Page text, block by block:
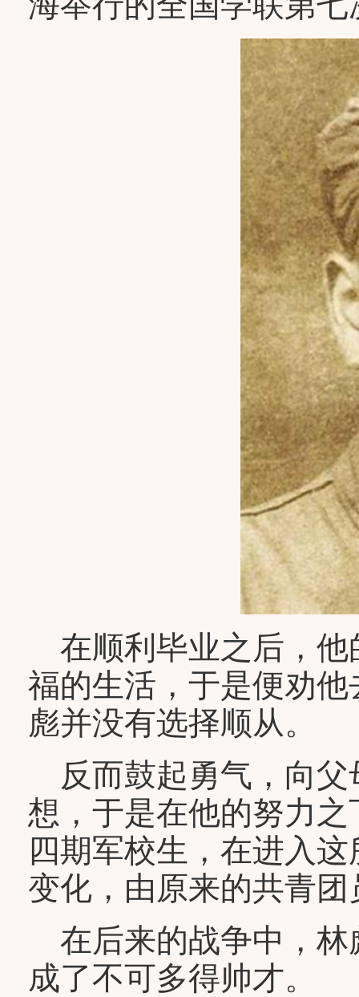
在顺利毕业之后，他
福的生活，于是便劝
彪并没有选择顺从。
反而鼓起勇气，向父
想，于是在他的努力
四期军校生，在进入
变化，由原来的共青
在后来的战争中，林
成了不可多得帅才。